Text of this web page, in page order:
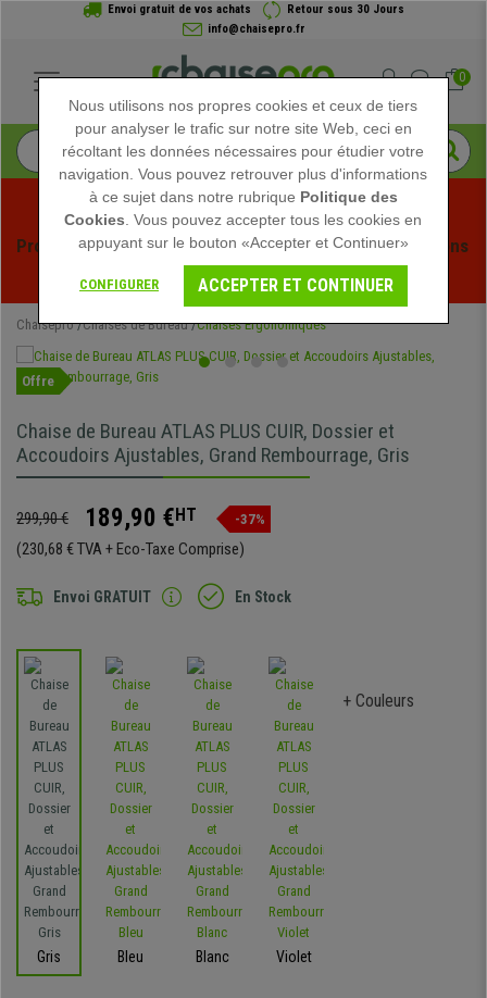
Envoi gratuit de vos achats
Retour sous 30 Jours
info@chaisepro.fr
0
Profitez des soldes d'été chez Chaisepro ! Des réductions
exclusives pour une durée limitée - Voir l'offre
Chaisepro Chaises de Bureau Chaises Ergonomiques
Offre
Chaise de Bureau ATLAS PLUS CUIR, Dossier et
Accoudoirs Ajustables, Grand Rembourrage, Gris
299,90 € 189,90 €HT -37%
(230,68 € TVA + Eco-Taxe Comprise)
Envoi GRATUIT En Stock
Gris Bleu Blanc Violet
+ Couleurs
Nous utilisons nos propres cookies et ceux de tiers
pour analyser le trafic sur notre site Web, ceci en
récoltant les données nécessaires pour étudier votre
navigation. Vous pouvez retrouver plus d'informations
à ce sujet dans notre rubrique Politique des
Cookies . Vous pouvez accepter tous les cookies en
appuyant sur le bouton «Accepter et Continuer»
CONFIGURER ACCEPTER ET CONTINUER